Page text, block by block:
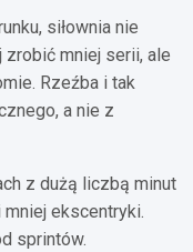
siłownia nie
zrobić mniej serii, ale
Rzeźba i tak
a nie z
z dużą liczbą minut
ekscentryki.
sprintów.